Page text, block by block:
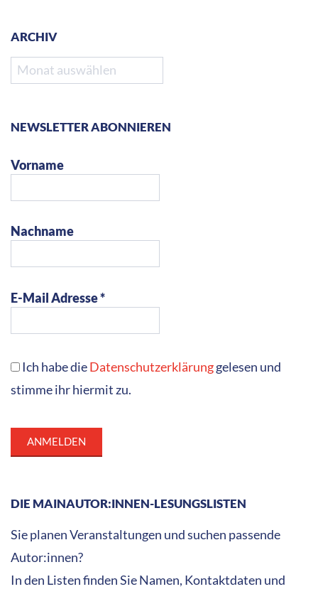
ARCHIV
Archiv
NEWSLETTER ABONNIEREN
Vorname
Nachname
E-Mail Adresse *
Ich habe dieDatenschutzerklärunggelesen und
stimme ihr hiermit zu.
DIE MAINAUTOR:INNEN-LESUNGSLISTEN
Sie planen Veranstaltungen und suchen passende
Autor:innen?
In den Listen finden Sie Namen, Kontaktdaten und